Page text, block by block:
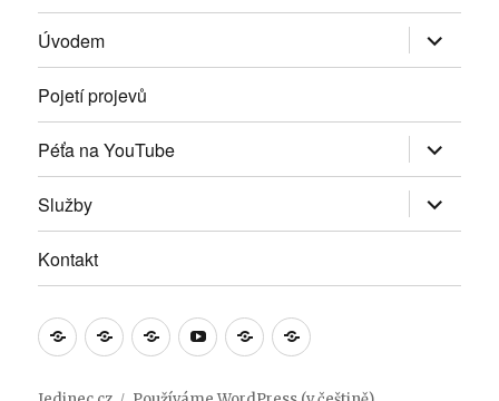
Úvodem Zobrazit
položky
Pojetí projevů
Péťa na YouTube Zobrazit
položky
Služby
Zobrazit
položky
Kontakt
NaDílkaÚvodem
PojetíPéťa SlužbyKontakt